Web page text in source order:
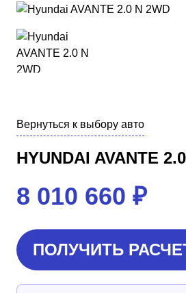
Вернуться к выбору авто
HYUNDAI AVANTE
8 010 660 ₽
ПОЛУЧИТЬ